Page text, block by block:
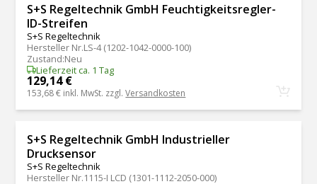
S+S Regeltechnik GmbH Feuchtigkeitsregler-
ID-Streifen
S+S Regeltechnik
Hersteller Nr.LS-4 (1202-1042-0000-100)
Zustand:Neu
Lieferzeit ca. 1 Tag
129,14 €
153,68 € inkl. MwSt. zzgl.Versandkosten
S+S Regeltechnik GmbH Industrieller
Drucksensor
S+S Regeltechnik
Hersteller Nr.1115-I LCD (1301-1112-2050-000)